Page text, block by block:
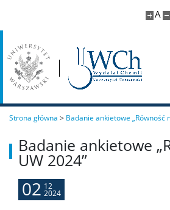
A
Studia I stopnia (inżynierskie)
Chemia medyczna I stopnia
Chemiczna analiza
Nanoinżynieria
Strona główna > Badanie ankietowe „Równość
Badanie ankietowe
UW 2024”
02 12
2024